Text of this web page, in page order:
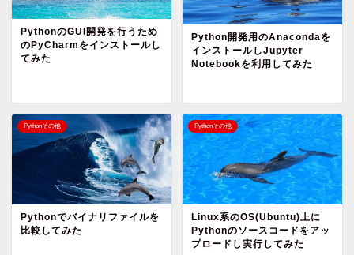
PythonのGUI開発を行うため
のPyCharmをインストールし
てみた
Python開発用のAnacondaを
インストールしJupyter
Notebookを利用してみた
Pythonその他
Pythonでバイナリファイルを
比較してみた
Pythonその他
Linux系のOS(Ubuntu)上に
Pythonのソースコードをアッ
プロードし実行してみた